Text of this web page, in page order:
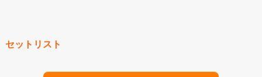
セットリスト